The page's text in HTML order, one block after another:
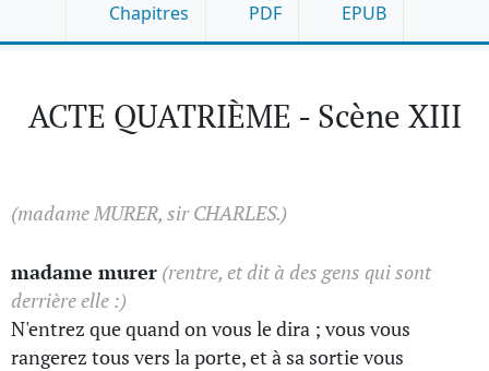
Chapitres PDF EPUB
ACTE QUATRIÈME - Scène XIII
(madame MURER, sir CHARLES.)
madame murer (rentre, et dit à des gens qui sont
derrière elle :)
N'entrez que quand on vous le dira ; vous vous
rangerez tous vers la porte, et à sa sortie vous